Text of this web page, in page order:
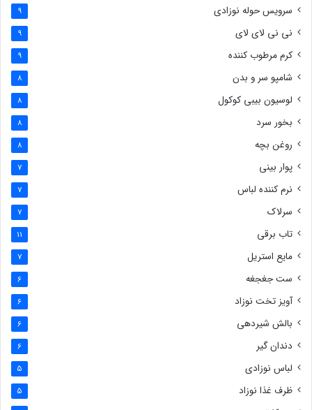
سرویس حوله نوزادی 9
نی نی لای لای 9
کرم مرطوب کننده 9
شامپو سر و بدن 8
لوسیون بیبی کوکول 8
بخور سرد 8
روغن بچه 8
پوار بینی 7
نرم کننده لباس 7
سرلاک 7
تاب برقی 11
مایع استریل 7
ست جغجغه 6
آویز تخت نوزاد 6
بالش شیردهی 6
دندان گیر 6
لباس نوزادی 5
ظرف غذا نوزاد 5